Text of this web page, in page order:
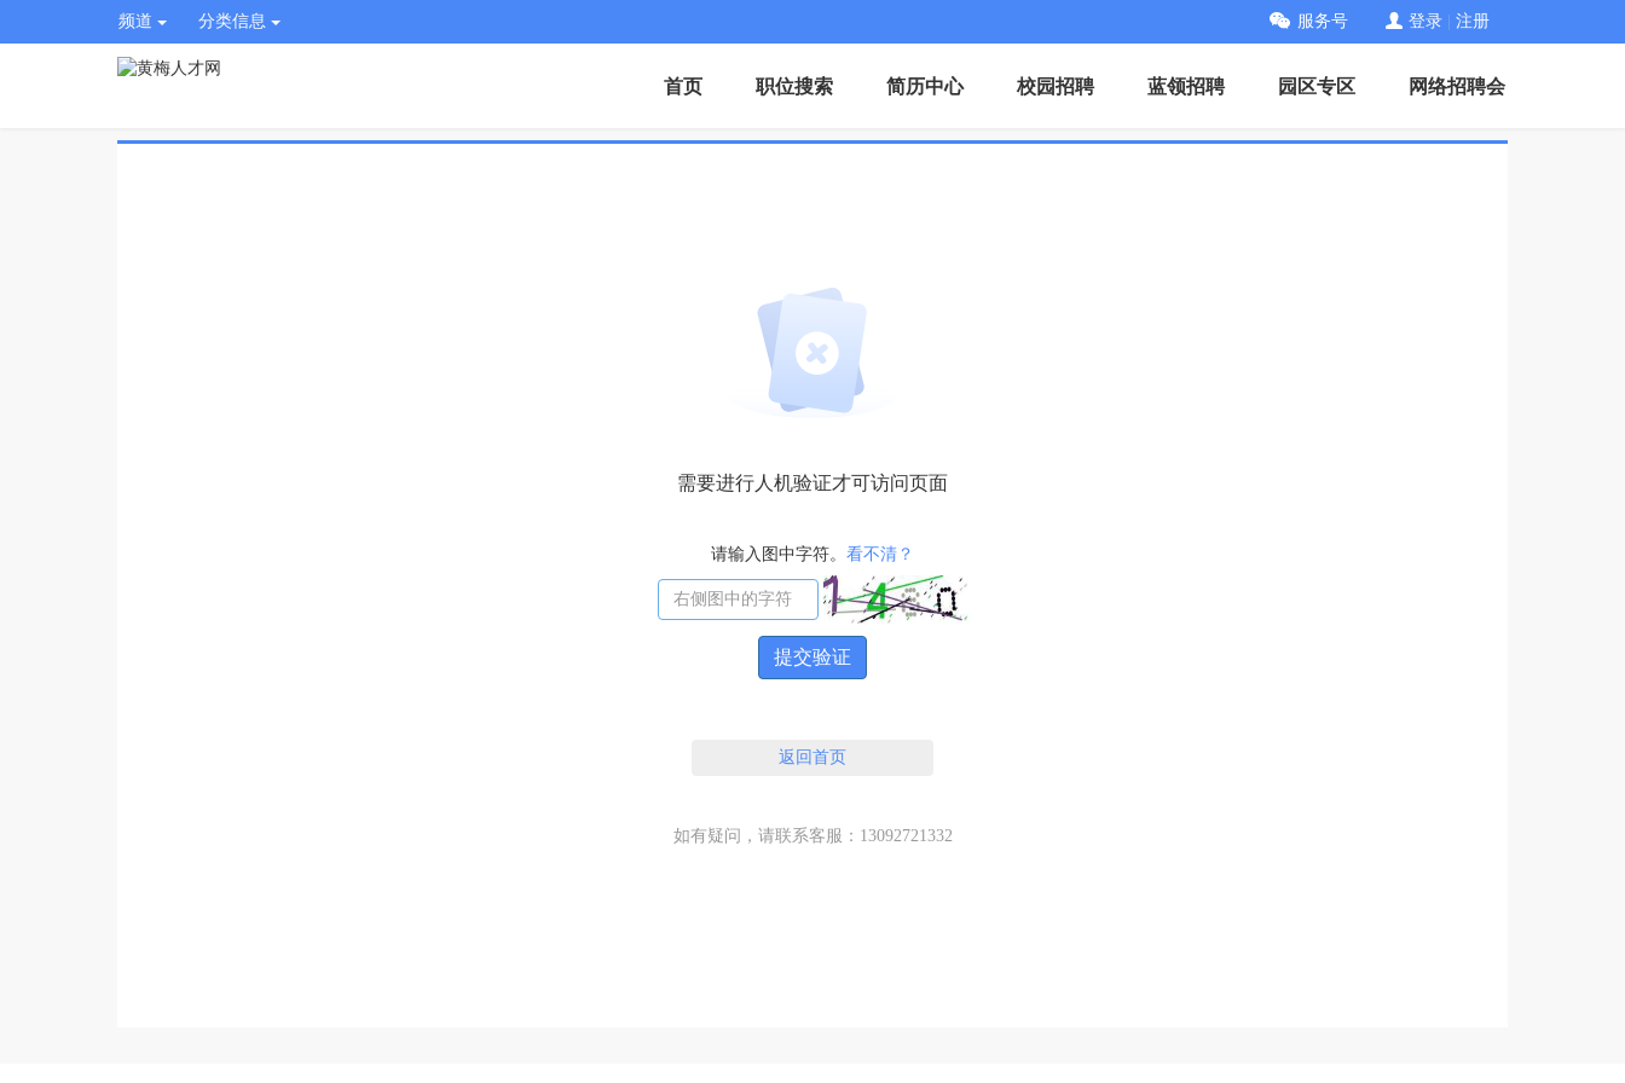
频道 分类信息 服务号 登录 注册
首页 职位搜索 简历中心 校园招聘 蓝领招聘 园区专区 网络招聘会
需要进行人机验证才可访问页面
请输入图中字符。 看不清？
提交验证
返回首页
如有疑问，请联系客服：13092721332